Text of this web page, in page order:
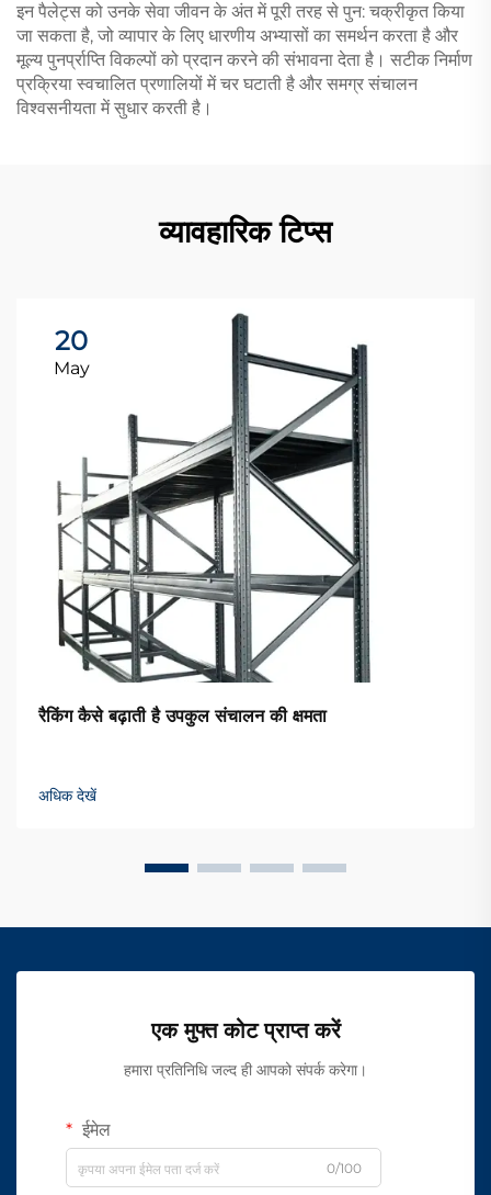
इन पैलेट्स को उनके सेवा जीवन के अंत में पूरी तरह से पुन: चक्रीकृत किया
जा सकता है, जो व्यापार के लिए धारणीय अभ्यासों का समर्थन करता है और
मूल्य पुनर्प्राप्ति विकल्पों को प्रदान करने की संभावना देता है। सटीक निर्माण
प्रक्रिया स्वचालित प्रणालियों में चर घटाती है और समग्र संचालन
विश्वसनीयता में सुधार करती है।
व्यावहारिक टिप्स
20
May
रैकिंग कैसे बढ़ाती है उपकुल संचालन की क्षमता
अधिक देखें
एक मुफ्त कोट प्राप्त करें
हमारा प्रतिनिधि जल्द ही आपको संपर्क करेगा।
ईमेल
0/100